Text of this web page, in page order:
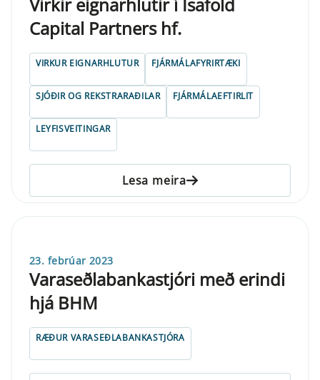
Capital Partners hf.
VIRKUR EIGNARHLUTUR FJÁRMÁLAFYRIRTÆKI
SJÓÐIR OG REKSTRARAÐILAR FJÁRMÁLAEFTIRLIT
LEYFISVEITINGAR
Lesa meira
23. febrúar 2023
Varaseðlabankastjóri með erindi
hjá BHM
RÆÐUR VARASEÐLABANKASTJÓRA